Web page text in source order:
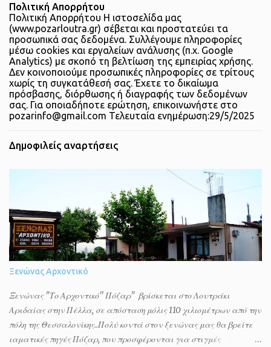
Πολιτική Απορρήτου
Πολιτική Απορρήτου Η ιστοσελίδα μας
(www.pozarloutra.gr) σέβεται και προστατεύει τα
προσωπικά σας δεδομένα. Συλλέγουμε πληροφορίες
μέσω cookies και εργαλείων ανάλυσης (π.χ. Google
Analytics) με σκοπό τη βελτίωση της εμπειρίας χρήσης.
Δεν κοινοποιούμε προσωπικές πληροφορίες σε τρίτους
χωρίς τη συγκατάθεσή σας. Έχετε το δικαίωμα
πρόσβασης, διόρθωσης ή διαγραφής των δεδομένων
σας. Για οποιαδήποτε ερώτηση, επικοινωνήστε στο
pozarinfo@gmail.com Τελευταία ενημέρωση:29/5/2025
Δημοφιλείς αναρτήσεις
Ξενώνας Αρχοντικό
Ξενώνας "Το Αρχοντικό'' Πόζαρ" βρίσκεται στο Λουτράκι
Αριδαίας στην Πέλλα, σε απόσταση μόλις 110 χιλιομέτρων από την
πόλη της Θεσσαλονίκης..Πολύ κοντά στον ξενώνας μας θα βρείτε
ιαματικές πηγές Πόζαρ, που προσφέρονται για στιγμές